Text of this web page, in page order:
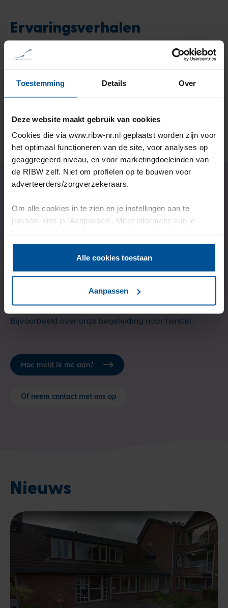
Toestemming Details Over
Deze website maakt gebruik van cookies
Cookies die via www.ribw-nr.nl geplaatst worden zijn voor
het optimaal functioneren van de site, voor analyses op
geaggregeerd niveau, en voor marketingdoeleinden van
de RIBW zelf. Niet om profielen op te bouwen voor
adverteerders/zorgverzekeraars.
Om alle cookies in te zien en je instellingen aan te
passen, kies je 'Aanpassen'. Meer informatie kun je
Alle cookies toestaan
Aanpassen
Ervaringsverhalen
Christel werkt bij de RIBW en
weet hoe het is om cliënt te zijn
Lees het verhaal
Wil jij ook onze
ondersteuning?
Kijk dan op de aanmeldpagina welke stappen je kan
Of neem contact met ons op als je vragen hebt.
Bijvoorbeeld over onze begeleiding naar herstel.
Hoe meld ik me aan?
Of neem contact met ons op
Nieuws